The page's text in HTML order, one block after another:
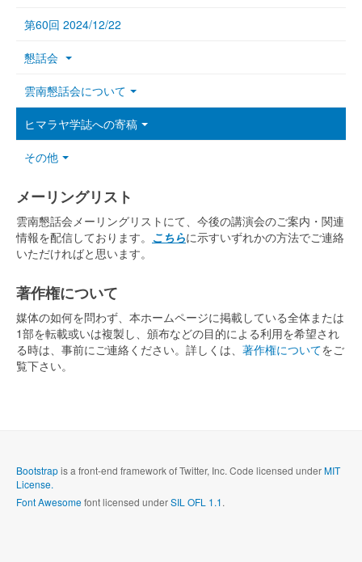
第60回 2024/12/22
懇話会
雲南懇話会について
ヒマラヤ学誌への寄稿
その他
メーリングリスト
雲南懇話会メーリングリストにて、今後の講演会のご案内・関連
情報を配信しております。 こちらに示すいずれかの方法でご連絡
いただければと思います。
著作権について
媒体の如何を問わず、本ホームページに掲載している全体または
1部を転載或いは複製し、頒布などの目的による利用を希望され
る時は、事前にご連絡ください。詳しくは、 著作権についてをご
覧下さい。
Bootstrapis a front-end framework of Twitter, Inc. Code licensed underMIT
License.
Font Awesomefont licensed underSIL OFL 1.1.